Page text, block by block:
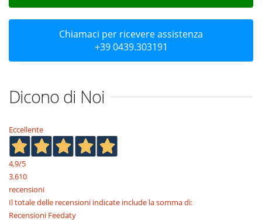
Chiamaci per ricevere assistenza
+39 0439.303191
Dicono di Noi
Eccellente
4,9/5
3.610
recensioni
Il totale delle recensioni indicate include la somma di:
Recensioni Feedaty